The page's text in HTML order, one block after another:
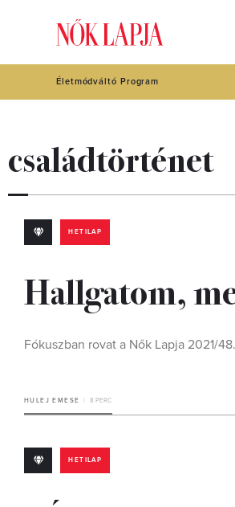
Életmódváltó Program
családtörténet
HETILAP
Hallgatom,
Fókuszban rovat a Nők Lapja 2021/
HULEJ EMESE 8 PERC
HETILAP